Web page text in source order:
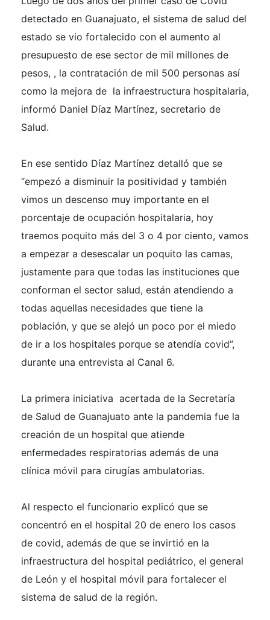
detectado en Guanajuato, el sistema de salud del
estado se vio fortalecido con el aumento al
presupuesto de ese sector de mil millones de
pesos, , la contratación de mil 500 personas así
como la mejora de la infraestructura hospitalaria,
informó Daniel Díaz Martínez, secretario de
Salud.
En ese sentido Díaz Martínez detalló que se
“empezó a disminuir la positividad y también
vimos un descenso muy importante en el
porcentaje de ocupación hospitalaria, hoy
traemos poquito más del 3 o 4 por ciento, vamos
a empezar a desescalar un poquito las camas,
justamente para que todas las instituciones que
conforman el sector salud, están atendiendo a
todas aquellas necesidades que tiene la
población, y que se alejó un poco por el miedo
de ir a los hospitales porque se atendía covid”,
durante una entrevista al Canal 6.
La primera iniciativa acertada de la Secretaría
de Salud de Guanajuato ante la pandemia fue la
creación de un hospital que atiende
enfermedades respiratorias además de una
clínica móvil para cirugías ambulatorias.
Al respecto el funcionario explicó que se
concentró en el hospital 20 de enero los casos
de covid, además de que se invirtió en la
infraestructura del hospital pediátrico, el general
de León y el hospital móvil para fortalecer el
sistema de salud de la región.